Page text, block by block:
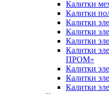
Калитки
Калитки
Калитки
Калитки
Калитки
Калитки
ПРОМ»
Калитки
Калитки
Калитки